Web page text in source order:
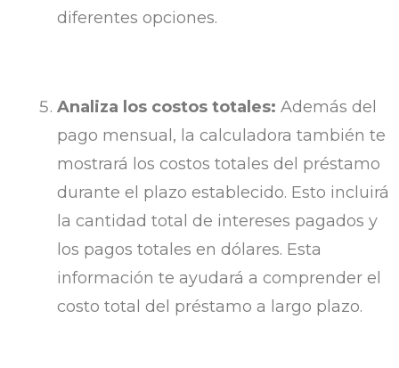
diferentes opciones.
Analiza los costos totales: Además del
pago mensual, la calculadora también te
mostrará los costos totales del préstamo
durante el plazo establecido. Esto incluirá
la cantidad total de intereses pagados y
los pagos totales en dólares. Esta
información te ayudará a comprender el
costo total del préstamo a largo plazo.